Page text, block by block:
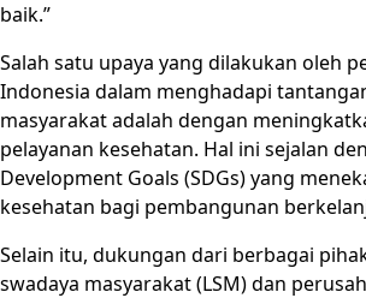
baik.”
Salah satu upaya yang dilakukan oleh
Indonesia dalam menghadapi
masyarakat adalah dengan
pelayanan kesehatan. Hal ini sejalan
Development Goals (SDGs) yang
kesehatan bagi pembangunan
Selain itu, dukungan dari berbagai
swadaya masyarakat (LSM) dan